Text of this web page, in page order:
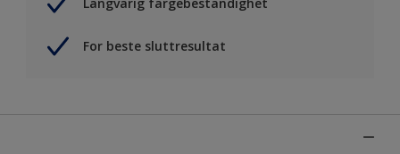
For beste sluttresultat